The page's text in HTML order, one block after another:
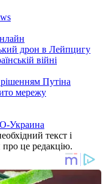
дрон в Лейпцигу
війні
Путіна
мережу
Украина
текст і
це редакцію.